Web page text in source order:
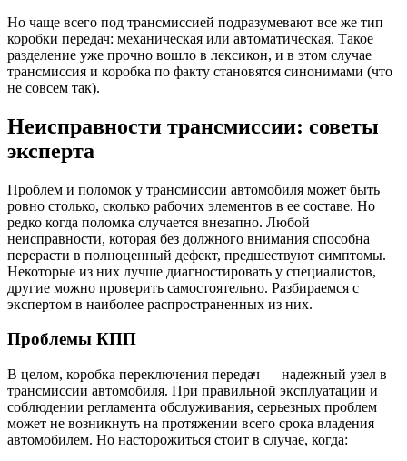
Но чаще всего под трансмиссией подразумевают все же тип
коробки передач: механическая или автоматическая. Такое
разделение уже прочно вошло в лексикон, и в этом случае
трансмиссия и коробка по факту становятся синонимами (что
не совсем так).
Неисправности трансмиссии: советы
эксперта
Проблем и поломок у трансмиссии автомобиля может быть
ровно столько, сколько рабочих элементов в ее составе. Но
редко когда поломка случается внезапно. Любой
неисправности, которая без должного внимания способна
перерасти в полноценный дефект, предшествуют симптомы.
Некоторые из них лучше диагностировать у специалистов,
другие можно проверить самостоятельно. Разбираемся с
экспертом в наиболее распространенных из них.
Проблемы КПП
В целом, коробка переключения передач — надежный узел в
трансмиссии автомобиля. При правильной эксплуатации и
соблюдении регламента обслуживания, серьезных проблем
может не возникнуть на протяжении всего срока владения
автомобилем. Но насторожиться стоит в случае, когда: